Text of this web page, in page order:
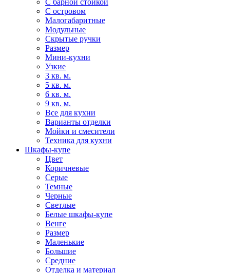
С барной стойкой
С островом
Малогабаритные
Модульные
Скрытые ручки
Размер
Мини-кухни
Узкие
3 кв. м.
5 кв. м.
6 кв. м.
9 кв. м.
Все для кухни
Варианты отделки
Мойки и смесители
Техника для кухни
Шкафы-купе
Цвет
Коричневые
Серые
Темные
Черные
Светлые
Белые шкафы-купе
Венге
Размер
Маленькие
Большие
Средние
Отделка и материал